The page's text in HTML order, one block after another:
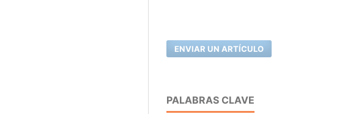
ENVIAR UN ARTÍCULO
PALABRAS CLAVE